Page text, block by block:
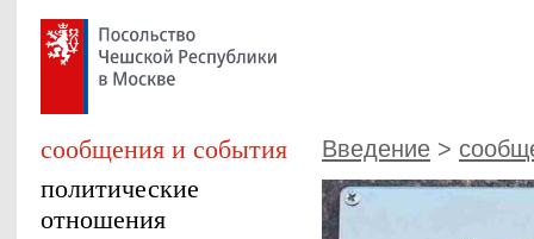
Введение >
сообщения и события
политические
отношения